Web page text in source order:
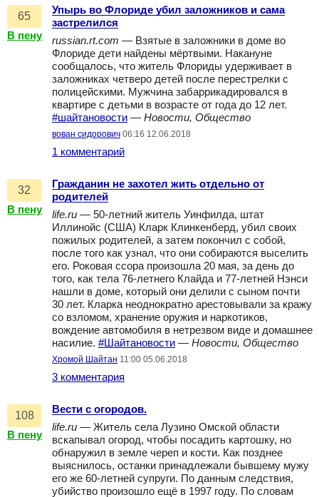
65
В пену
Упырь во Флориде убил заложников и сама
застрелился
russian.rt.com — Взятые в заложники в доме во
Флориде дети найдены мёртвыми. Накануне
сообщалось, что житель Флориды удерживает в
заложниках четверо детей после перестрелки с
полицейскими. Мужчина забаррикадировался в
квартире с детьми в возрасте от года до 12 лет.
#шайтановости — Новости, Общество
вован сидорович 06:16 12.06.2018
1 комментарий
32
В пену
Гражданин не захотел жить отдельно от
родителей
life.ru — 50-летний житель Уинфилда, штат
Иллинойс (США) Кларк Клинкенберд, убил своих
пожилых родителей, а затем покончил с собой,
после того как узнал, что они собираются выселить
его. Роковая ссора произошла 20 мая, за день до
того, как тела 76-летнего Клайда и 77-летней Нэнси
нашли в доме, который они делили с сыном почти
30 лет. Кларка неоднократно арестовывали за кражу
со взломом, хранение оружия и наркотиков,
вождение автомобиля в нетрезвом виде и домашнее
насилие. #Шайтановости — Новости, Общество
Хромой Шайтан 11:00 05.06.2018
3 комментария
108
В пену
Вести с огородов.
life.ru — Житель села Лузино Омской области
вскапывал огород, чтобы посадить картошку, но
обнаружил в земле череп и кости. Как позднее
выяснилось, останки принадлежали бывшему мужу
его же 60-летней супруги. По данным следствия,
убийство произошло ещё в 1997 году. По словам